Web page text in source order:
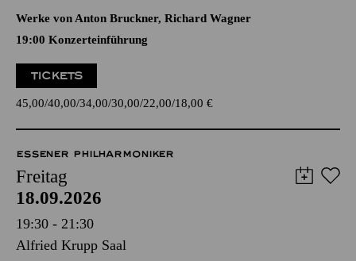
Werke von Anton Bruckner, Richard Wagner
19:00 Konzerteinführung
TICKETS
45,00 40,00 34,00 30,00 22,00 18,00 €
ESSENER PHILHARMONIKER
Freitag
18.09.2026
19:30 - 21:30
Alfried Krupp Saal